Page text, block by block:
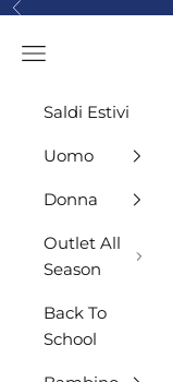
Vai al contenuto
Precedente
Menù
Saldi Estivi
Uomo
Donna
Outlet All
Season
Back To
School